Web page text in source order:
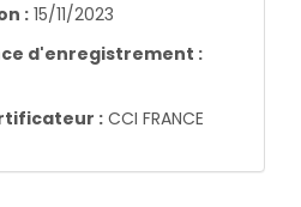
: 15/11/2023
d'enregistrement :
:CCI FRANCE